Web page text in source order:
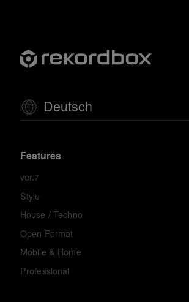
Deutsch
Features
ver.7
Style
House / Techno
Open Format
Mobile & Home
Professional